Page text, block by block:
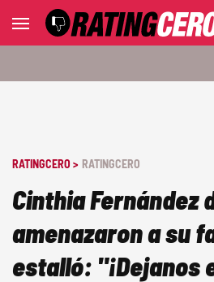
RATINGCERO > RATINGCERO
Cinthia Fernández
amenazaron a su
estalló: "¡Dejanos